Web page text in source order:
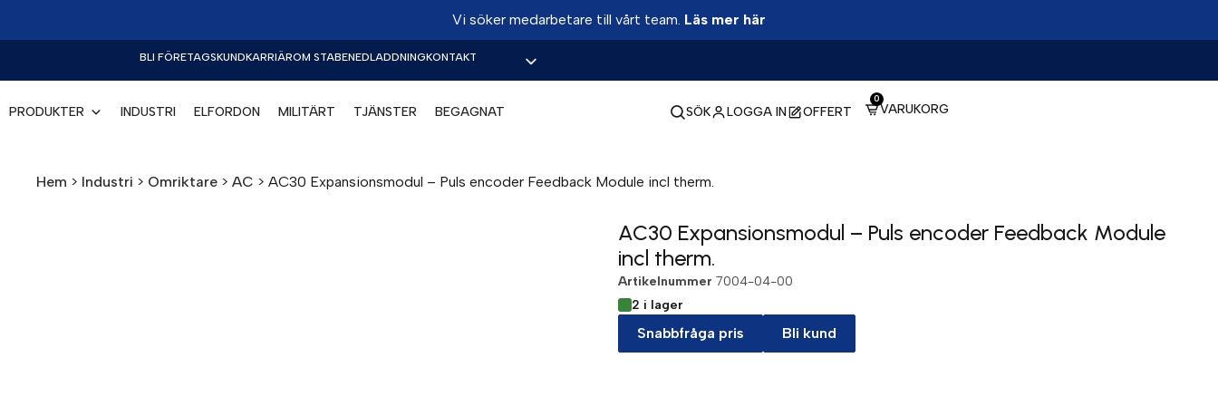
Vi söker medarbetare till vårt team. Läs mer här
BLI FÖRETAGSKUNDKARRIÄROM STABENEDLADDNINGKONTAKT
PRODUKTER INDUSTRI ELFORDON MILITÄRT TJÄNSTER BEGAGNAT SÖK LOGGA IN OFFERT VARUKORG
0
Hem > Industri > Omriktare > AC > AC30 Expansionsmodul – Puls encoder Feedback Module incl therm.
AC30 Expansionsmodul – Puls encoder Feedback Module
incl therm.
Artikelnummer 7004-04-00
2 i lager
Snabbfråga pris Bli kund